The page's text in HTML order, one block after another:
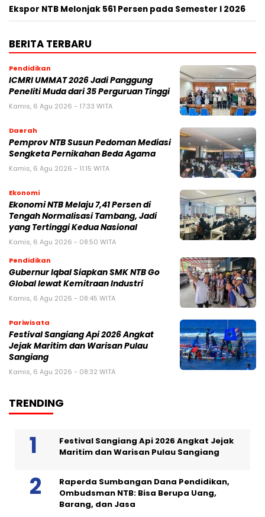
Ekspor NTB Melonjak 561 Persen pada Semester I 2026
BERITA TERBARU
Pendidikan
ICMRI UMMAT 2026 Jadi Panggung
Peneliti Muda dari 35 Perguruan Tinggi
Kamis, 6 Agu 2026 - 17:33 WITA
Daerah
Pemprov NTB Susun Pedoman Mediasi
Sengketa Pernikahan Beda Agama
Kamis, 6 Agu 2026 - 11:15 WITA
Ekonomi
Ekonomi NTB Melaju 7,41 Persen di
Tengah Normalisasi Tambang, Jadi
yang Tertinggi Kedua Nasional
Kamis, 6 Agu 2026 - 08:50 WITA
Pendidikan
Gubernur Iqbal Siapkan SMK NTB Go
Global lewat Kemitraan Industri
Kamis, 6 Agu 2026 - 08:45 WITA
Pariwisata
Festival Sangiang Api 2026 Angkat
Jejak Maritim dan Warisan Pulau
Sangiang
Kamis, 6 Agu 2026 - 08:32 WITA
TRENDING
Festival Sangiang Api 2026 Angkat Jejak
Maritim dan Warisan Pulau Sangiang
Raperda Sumbangan Dana Pendidikan,
Ombudsman NTB: Bisa Berupa Uang,
Barang, dan Jasa